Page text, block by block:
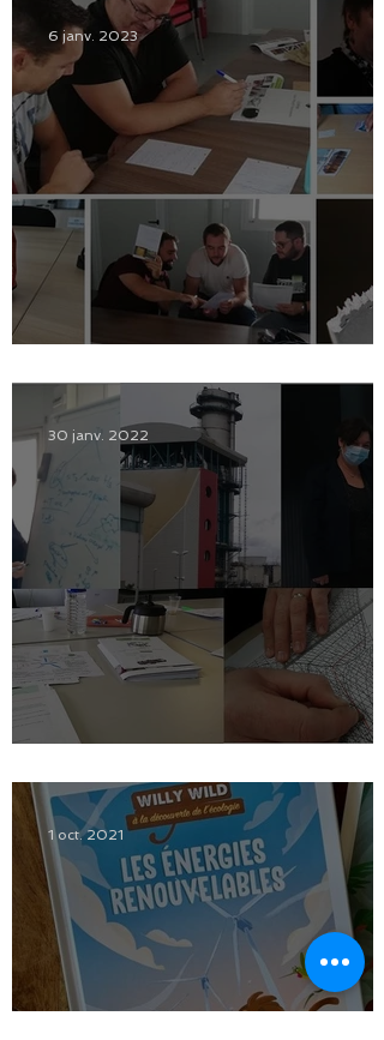
6 janv. 2023
30 janv. 2022
1 oct. 2021